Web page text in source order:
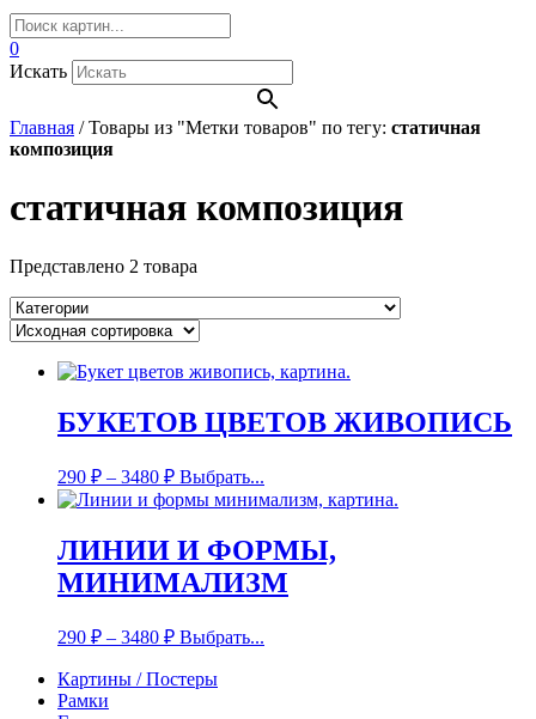
0
Искать
Главная /Товары из "Метки товаров" по тегу: статичная
композиция
статичная композиция
Представлено 2 товара
БУКЕТОВ ЦВЕТОВ ЖИВОПИСЬ
290 ₽ – 3480 ₽ Выбрать...
ЛИНИИ И ФОРМЫ,
МИНИМАЛИЗМ
290 ₽ – 3480 ₽ Выбрать...
Картины / Постеры
Рамки